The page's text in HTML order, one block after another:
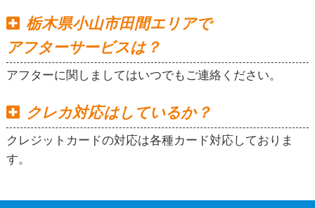
栃木県小山市田間エリアで
アフターサービスは？
アフターに関しましてはいつでもご連絡ください。
クレカ対応はしているか？
クレジットカードの対応は各種カード対応しておりま
す。